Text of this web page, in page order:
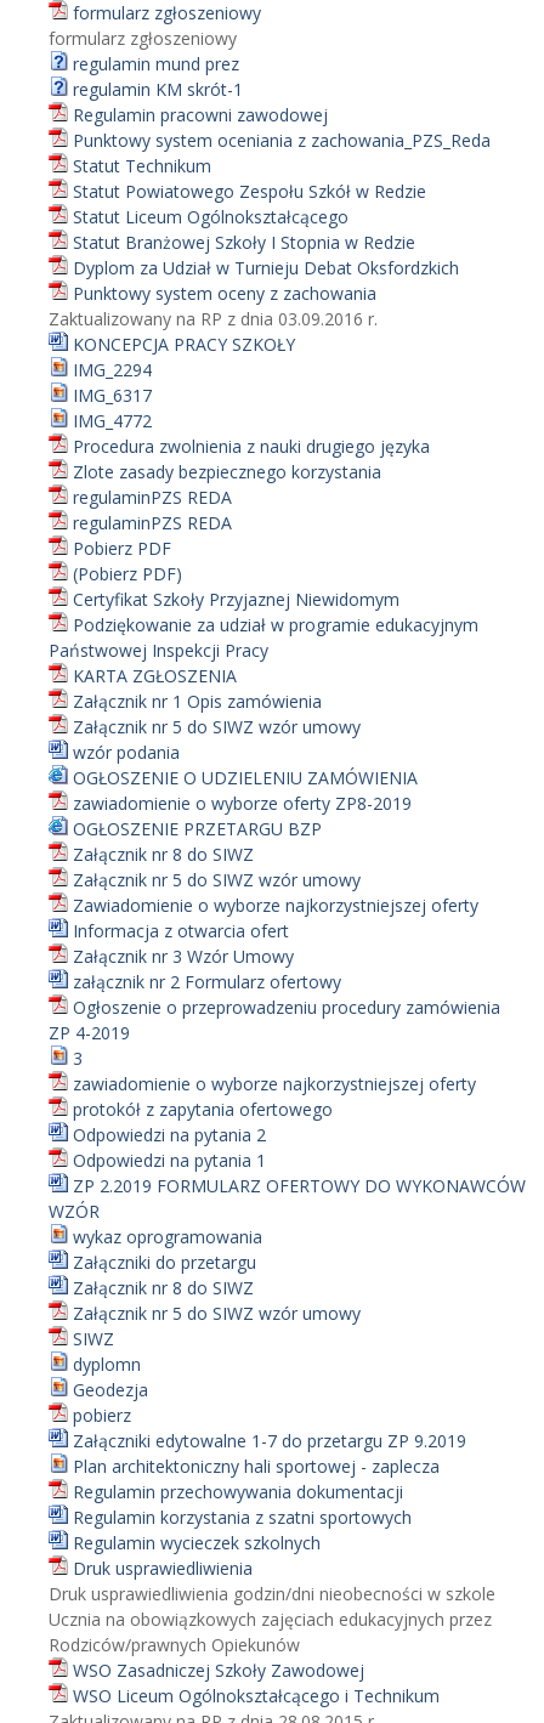
formularz zgłoszeniowy
formularz zgłoszeniowy
regulamin mund prez
regulamin KM skrót-1
Regulamin pracowni zawodowej
Punktowy system oceniania z zachowania_PZS_Reda
Statut Technikum
Statut Powiatowego Zespołu Szkół w Redzie
Statut Liceum Ogólnokształcącego
Statut Branżowej Szkoły I Stopnia w Redzie
Dyplom za Udział w Turnieju Debat Oksfordzkich
Punktowy system oceny z zachowania
Zaktualizowany na RP z dnia 03.09.2016 r.
KONCEPCJA PRACY SZKOŁY
IMG_2294
IMG_6317
IMG_4772
Procedura zwolnienia z nauki drugiego języka
Zlote zasady bezpiecznego korzystania
regulaminPZS REDA
regulaminPZS REDA
Pobierz PDF
(Pobierz PDF)
Certyfikat Szkoły Przyjaznej Niewidomym
Podziękowanie za udział w programie edukacyjnym
Państwowej Inspekcji Pracy
KARTA ZGŁOSZENIA
Załącznik nr 1 Opis zamówienia
Załącznik nr 5 do SIWZ wzór umowy
wzór podania
OGŁOSZENIE O UDZIELENIU ZAMÓWIENIA
zawiadomienie o wyborze oferty ZP8-2019
OGŁOSZENIE PRZETARGU BZP
Załącznik nr 8 do SIWZ
Załącznik nr 5 do SIWZ wzór umowy
Zawiadomienie o wyborze najkorzystniejszej oferty
Informacja z otwarcia ofert
Załącznik nr 3 Wzór Umowy
załącznik nr 2 Formularz ofertowy
Ogłoszenie o przeprowadzeniu procedury zamówienia
ZP 4-2019
3
zawiadomienie o wyborze najkorzystniejszej oferty
protokół z zapytania ofertowego
Odpowiedzi na pytania 2
Odpowiedzi na pytania 1
ZP 2.2019 FORMULARZ OFERTOWY DO WYKONAWCÓW
WZÓR
wykaz oprogramowania
Załączniki do przetargu
Załącznik nr 8 do SIWZ
Załącznik nr 5 do SIWZ wzór umowy
SIWZ
dyplomn
Geodezja
pobierz
Załączniki edytowalne 1-7 do przetargu ZP 9.2019
Plan architektoniczny hali sportowej - zaplecza
Regulamin przechowywania dokumentacji
Regulamin korzystania z szatni sportowych
Regulamin wycieczek szkolnych
Druk usprawiedliwienia
Druk usprawiedliwienia godzin/dni nieobecności w szkole
Ucznia na obowiązkowych zajęciach edukacyjnych przez
Rodziców/prawnych Opiekunów
WSO Zasadniczej Szkoły Zawodowej
WSO Liceum Ogólnokształcącego i Technikum